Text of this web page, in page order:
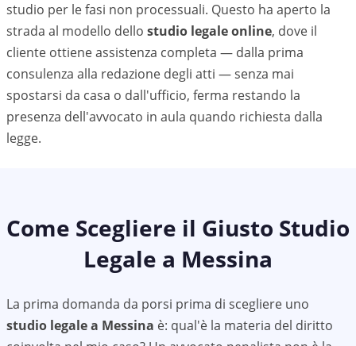
studio per le fasi non processuali. Questo ha aperto la
strada al modello dello studio legale online, dove il
cliente ottiene assistenza completa — dalla prima
consulenza alla redazione degli atti — senza mai
spostarsi da casa o dall'ufficio, ferma restando la
presenza dell'avvocato in aula quando richiesta dalla
legge.
Come Scegliere il Giusto Studio
Legale a Messina
La prima domanda da porsi prima di scegliere uno
studio legale a Messina è: qual'è la materia del diritto